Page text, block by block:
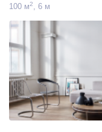
100 м2, 6 м